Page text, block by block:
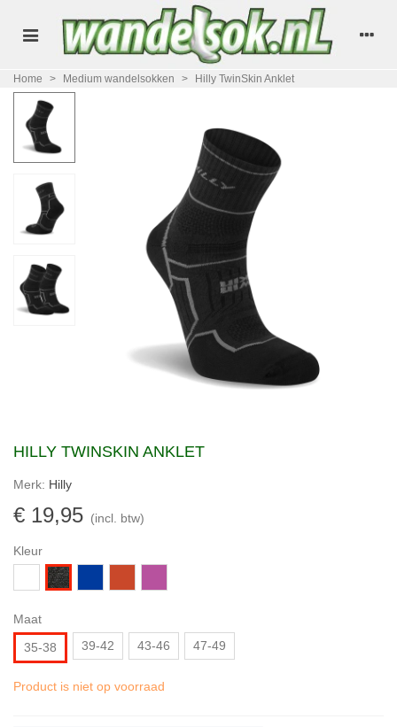
Home > Medium wandelsokken > Hilly TwinSkin Anklet
HILLY TWINSKIN ANKLET
Merk: Hilly
€ 19,95 (incl. btw)
Kleur
Antraciet
blue/Grijs
Maat
35-38
39-42 43-46 47-49
Product is niet op voorraad